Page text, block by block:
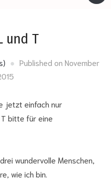
und T
Published on November
jetzt einfach nur
bitte für eine
wundervolle Menschen,
wie ich bin.